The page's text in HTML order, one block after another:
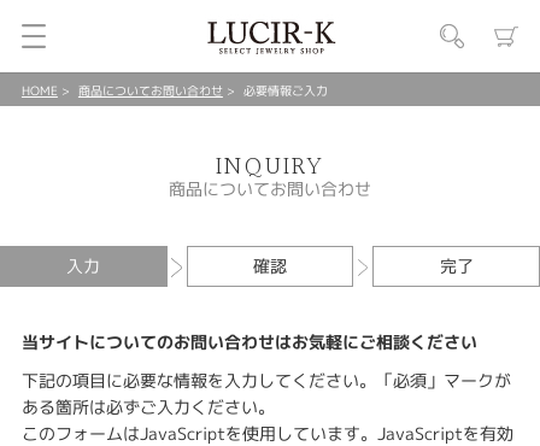
HOME 商品についてお問い合わせ 必要情報ご入力
INQUIRY
商品についてお問い合わせ
入力 確認 完了
当サイトについてのお問い合わせはお気軽にご相談ください
下記の項目に必要な情報を入力してください。「必須」マークが
ある箇所は必ずご入力ください。
このフォームはJavaScriptを使用しています。JavaScriptを有効